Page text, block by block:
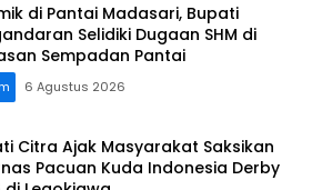
di Pantai Madasari, Bupati
Selidiki Dugaan SHM di
Sempadan Pantai
6 Agustus 2026
Citra Ajak Masyarakat Saksikan
Pacuan Kuda Indonesia Derby